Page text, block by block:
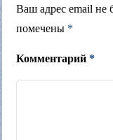
Ваш адрес email не
помечены *
Комментарий *